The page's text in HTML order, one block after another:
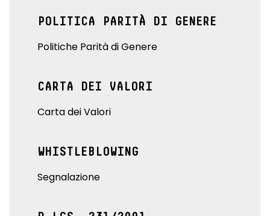
POLITICA PARITÀ DI GENERE
Politiche Parità di Genere
CARTA DEI VALORI
Carta dei Valori
WHISTLEBLOWING
Segnalazione